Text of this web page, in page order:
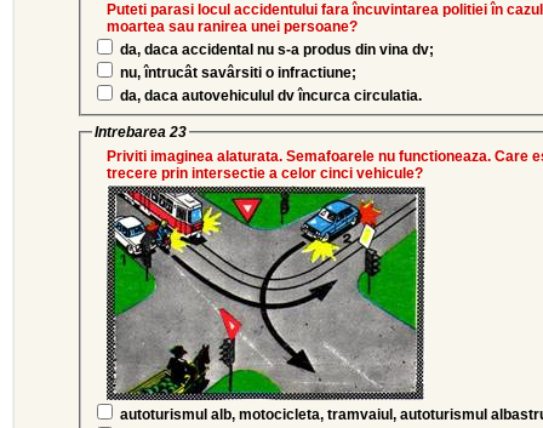
Puteti parasi locul accidentului fara încuvintarea politiei în
moartea sau ranirea unei persoane?
da, daca accidental nu s-a produs din vina dv;
nu, întrucât savârsiti o infractiune;
da, daca autovehiculul dv încurca circulatia.
Intrebarea 23
Priviti imaginea alaturata. Semafoarele nu functioneaza. Care
trecere prin intersectie a celor cinci vehicule?
autoturismul alb, motocicleta, tramvaiul, autoturismul